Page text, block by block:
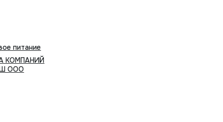
питание
КОМПАНИЙ
ООО